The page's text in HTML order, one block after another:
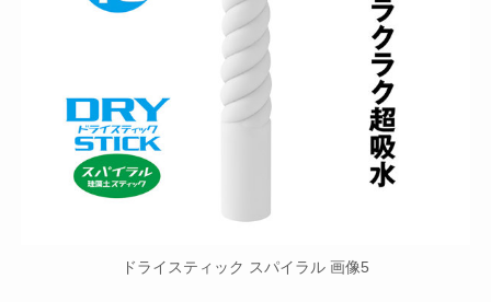
ドライスティック スパイラル 画像5